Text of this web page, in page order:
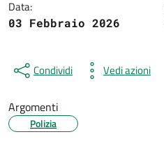
Data:
03 Febbraio 2026
Condividi Vedi azioni
Argomenti
Polizia